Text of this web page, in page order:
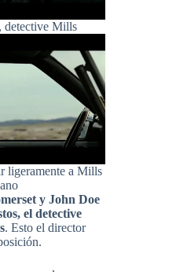
detective Mills
ligeramente a Mills
y John Doe
el detective
. Esto el director